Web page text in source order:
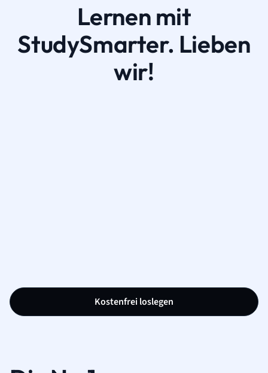
Lernen mit
StudySmarter. Lieben
wir!
Kostenfrei loslegen